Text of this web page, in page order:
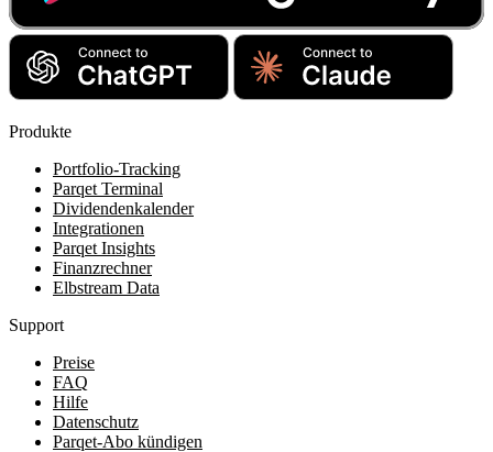
Produkte
Portfolio-Tracking
Parqet Terminal
Dividendenkalender
Integrationen
Parqet Insights
Finanzrechner
Elbstream Data
Support
Preise
FAQ
Hilfe
Datenschutz
Parqet-Abo kündigen